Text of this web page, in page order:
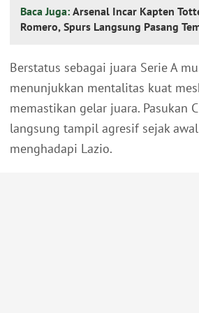
Baca Juga: Arsenal Incar Kapten
Romero, Spurs Langsung Pasang
Berstatus sebagai juara Serie A
menunjukkan mentalitas kuat
memastikan gelar juara. Pasukan
langsung tampil agresif sejak
menghadapi Lazio.